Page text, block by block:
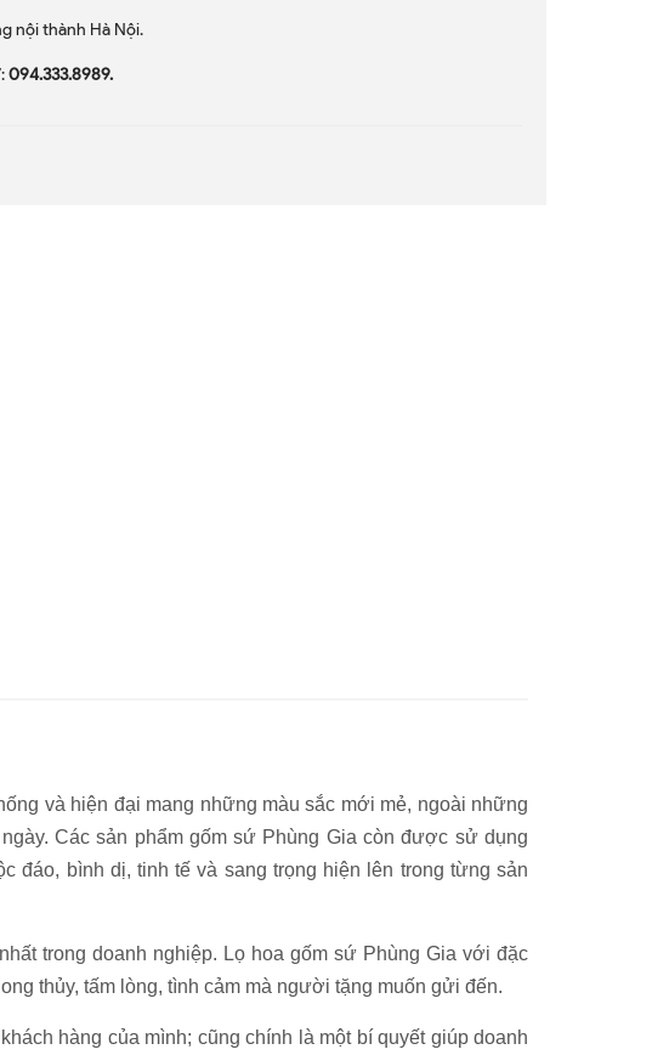
nội thành Hà Nội.
094.333.8989.
và hiện đại mang những màu sắc mới mẻ, ngoài những
Các sản phẩm gốm sứ Phùng Gia còn được sử dụng
đáo, bình dị, tinh tế và sang trọng hiện lên trong từng sản
trong doanh nghiệp. Lọ hoa gốm sứ Phùng Gia với đặc
thủy, tấm lòng, tình cảm mà người tặng muốn gửi đến.
hàng của mình; cũng chính là một bí quyết giúp doanh